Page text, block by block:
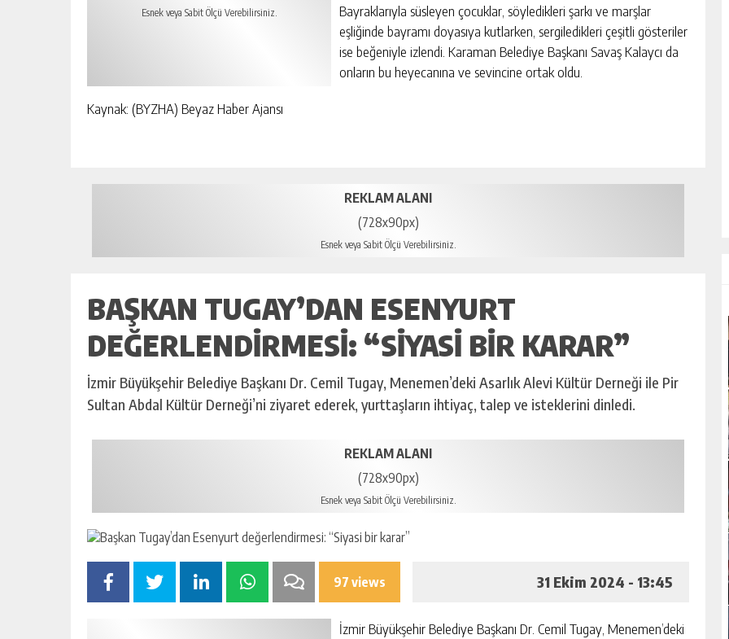
Esnek veya Sabit Ölçü Verebilirsiniz.
Bayraklarıyla süsleyen çocuklar, söyledikleri şarkı ve marşlar
eşliğinde bayramı doyasıya kutlarken, sergiledikleri çeşitli gösteriler
ise beğeniyle izlendi. Karaman Belediye Başkanı Savaş Kalaycı da
onların bu heyecanına ve sevincine ortak oldu.
Kaynak: (BYZHA) Beyaz Haber Ajansı
REKLAM ALANI
(728x90px)
Esnek veya Sabit Ölçü Verebilirsiniz.
BAŞKAN TUGAY’DAN ESENYURT
DEĞERLENDIRMESI: “SIYASI BIR KARAR”
İzmir Büyükşehir Belediye Başkanı Dr. Cemil Tugay, Menemen’deki Asarlık Alevi Kültür Derneği ile Pir
Sultan Abdal Kültür Derneği’ni ziyaret ederek, yurttaşların ihtiyaç, talep ve isteklerini dinledi.
REKLAM ALANI
(728x90px)
Esnek veya Sabit Ölçü Verebilirsiniz.
97 views 31 Ekim 2024 - 13:45
İzmir Büyükşehir Belediye Başkanı Dr. Cemil Tugay, Menemen’deki